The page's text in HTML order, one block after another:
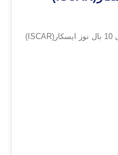
/ فرز انگشتی 10 بال نوز ایسکار(ISCAR)